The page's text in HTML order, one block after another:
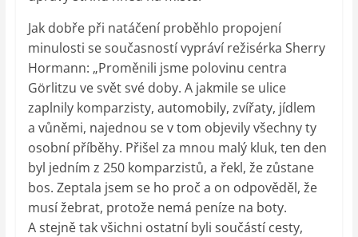
Jak dobře při natáčení proběhlo propojení
minulosti se současností vypráví režisérka Sherry
Hormann: „Proměnili jsme polovinu centra
Görlitzu ve svět své doby. A jakmile se ulice
zaplnily komparzisty, automobily, zvířaty, jídlem
a vůněmi, najednou se v tom objevily všechny ty
osobní příběhy. Přišel za mnou malý kluk, ten den
byl jedním z 250 komparzistů, a řekl, že zůstane
bos. Zeptala jsem se ho proč a on odpověděl, že
musí žebrat, protože nemá peníze na boty.
A stejně tak všichni ostatní byli součástí cesty,